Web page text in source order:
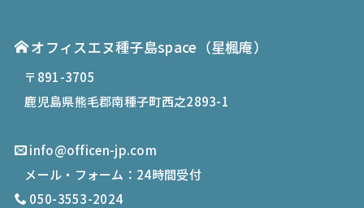
オフィスエヌ種子島space （星楓庵）
〒891-3705
鹿児島県熊毛郡南種子町西之2893-1
info@officen-jp.com
メール・フォーム：24時間受付
050-3553-2024